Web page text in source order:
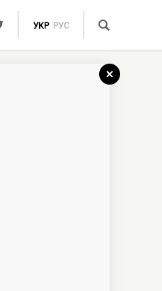
УКР РУС